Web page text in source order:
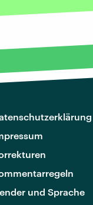
und Sprache